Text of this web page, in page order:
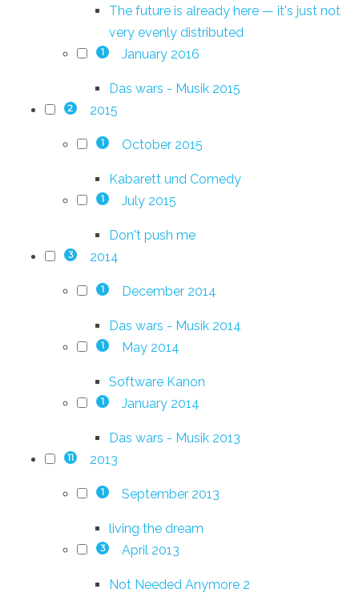
The future is already here — it's just not
very evenly distributed
1 January 2016
Das wars - Musik 2015
2 2015
1 October 2015
Kabarett und Comedy
1 July 2015
Don't push me
3 2014
1 December 2014
Das wars - Musik 2014
1 May 2014
Software Kanon
1 January 2014
Das wars - Musik 2013
11 2013
1 September 2013
living the dream
3 April 2013
Not Needed Anymore 2